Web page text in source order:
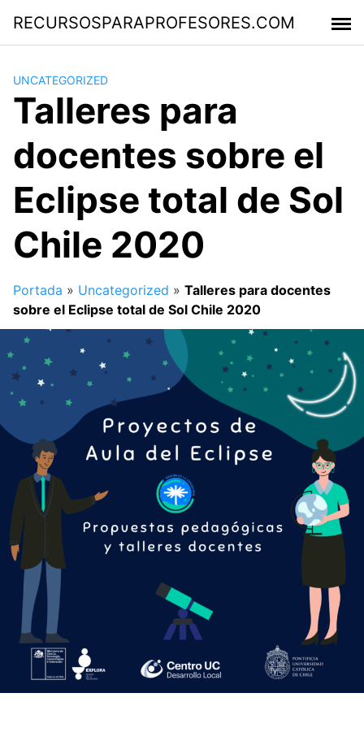
contenido
RECURSOSPARAPROFESORES.COM
UNCATEGORIZED
Talleres para
docentes sobre el
Eclipse total de Sol
Chile 2020
Portada » Uncategorized » Talleres para docentes
sobre el Eclipse total de Sol Chile 2020